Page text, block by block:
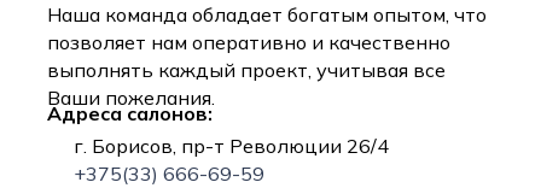
Наша команда обладает богатым опытом, что
позволяет нам оперативно и качественно
выполнять каждый проект, учитывая все
Ваши пожелания.
Адреса салонов:
г. Борисов, пр-т Революции 26/4
+375(33) 666-69-59